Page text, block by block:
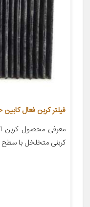
فیلتر کربن فعال کابین خودرو مدل 110
معرفی محصول کربن
کربنی متخلخل با